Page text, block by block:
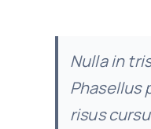
Nulla in
Phasellus
risus